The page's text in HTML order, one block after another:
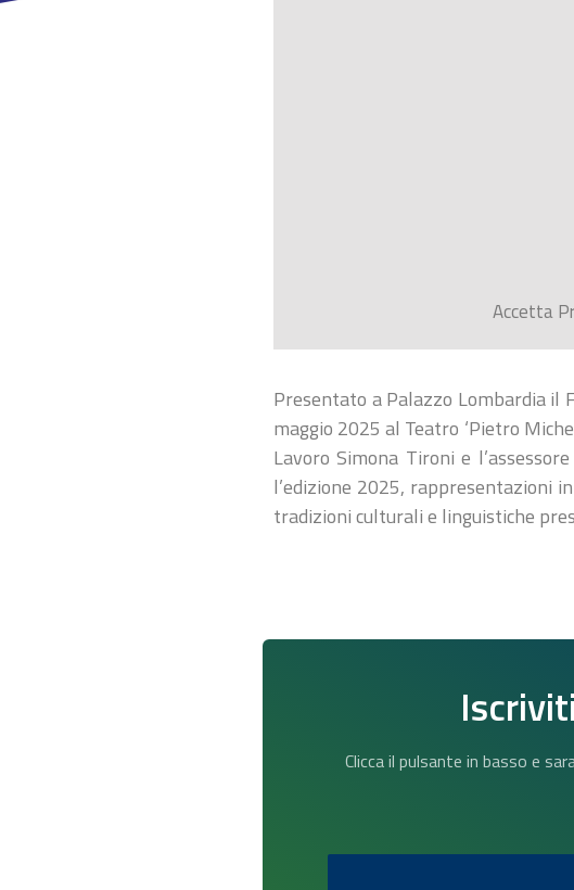
Accetta
Presentato a Palazzo Lombardia
maggio 2025 al Teatro ‘Pietro
Lavoro Simona Tironi e
l’edizione 2025, rappresentazioni
tradizioni culturali e linguistiche
Clicca il pulsante in basso e